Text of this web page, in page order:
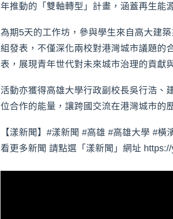
年推動的「雙軸轉型」計畫，涵蓋再生能
為期5天的工作坊，參與學生來自高大建
組發表，不僅深化兩校對港灣城市議題的
表，展現青年世代對未來城市治理的貢獻
活動亦獲得高雄大學行政副校長吳行浩、
位合作的能量，讓跨國交流在港灣城市的
【漾新聞】#漾新聞 #高雄 #高雄大學 #
看更多新聞 請點選「漾新聞」網址